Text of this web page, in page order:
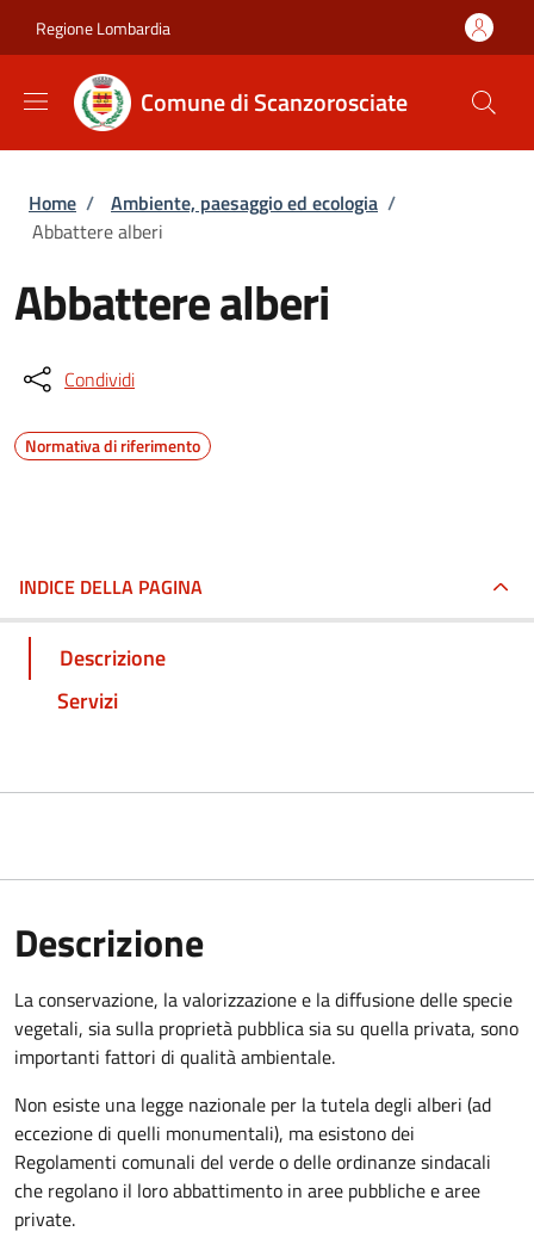
Regione Lombardia
Comune di Scanzorosciate
Briciole di pane
Home / Ambiente, paesaggio ed ecologia /
Abbattere alberi
Abbattere alberi
Condividi
Normativa di riferimento
INDICE DELLA PAGINA
Descrizione
Servizi
Descrizione
La conservazione, la valorizzazione e la diffusione delle specie
vegetali, sia sulla proprietà pubblica sia su quella privata, sono
importanti fattori di qualità ambientale.
Non esiste una legge nazionale per la tutela degli alberi (ad
eccezione di quelli monumentali), ma esistono dei
Regolamenti comunali del verde o delle ordinanze sindacali
che regolano il loro abbattimento in aree pubbliche e aree
private.